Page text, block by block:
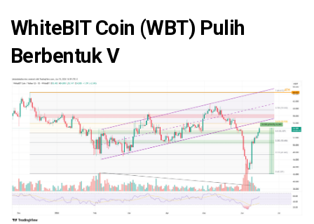
WhiteBIT Coin (WBT) Pulih
Berbentuk V